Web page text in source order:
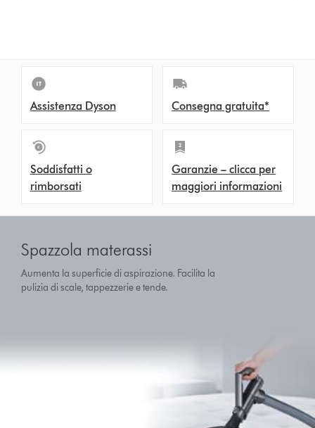
Assistenza Dyson Consegna gratuita*
Soddisfatti o
rimborsati
Garanzie – clicca per
maggiori informazioni
Spazzola materassi
Aumenta la superficie di aspirazione. Facilita la
pulizia di scale, tappezzerie e tende.